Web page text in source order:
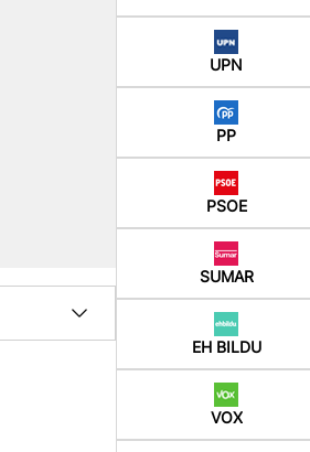
UPN
PP
PSOE
SUMAR
EH BILDU
VOX